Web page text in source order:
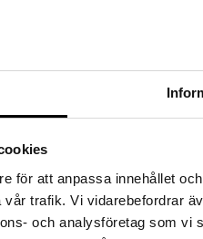
för att anpassa innehållet
trafik. Vi vidarebefordrar
och analysföretag som
gelatinkapsler fra frittgående storfe
fra New Zealand.
Overvåke